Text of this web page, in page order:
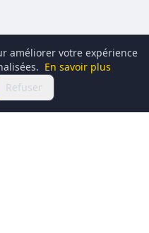
améliorer votre expérience
En savoir plus
Refuser